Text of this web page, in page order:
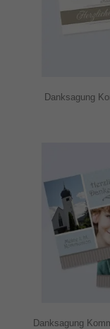
Danksagung
Danksagung Kommunion /